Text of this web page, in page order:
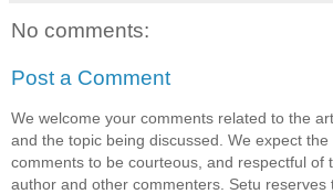
No comments:
Post a Comment
We welcome your comments related to the
and the topic being discussed. We expect the
comments to be courteous, and respectful of
author and other commenters. Setu reserves